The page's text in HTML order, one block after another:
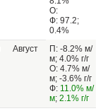
О:
Ф: 97.2;
0.4%
Август
П: -8.2% м/
м; 4.0% г/г
О: 4.7% м/
м; -3.6% г/г
Ф: 11.0% м/
м; 2.1% г/г